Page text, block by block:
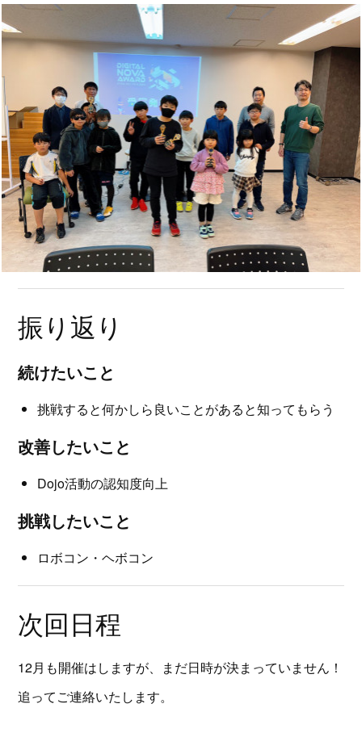
振り返り
続けたいこと
挑戦すると何かしら良いことがあると知ってもらう
改善したいこと
Dojo活動の認知度向上
挑戦したいこと
ロボコン・ヘボコン
次回日程
12月も開催はしますが、まだ日時が決まっていません！
追ってご連絡いたします。